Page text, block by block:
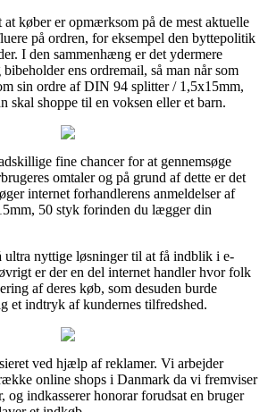
køber er opmærksom på de mest aktuelle
på ordren, for eksempel den byttepolitik
I den sammenhæng er det ydermere
ens ordremail, så man når som
sin ordre af DIN 94 splitter / 1,5x15mm,
skal shoppe til en voksen eller et barn.
fine chancer for at gennemsøge
omtaler og på grund af dette er det
internet forhandlerens anmeldelser af
50 styk forinden du lægger din
ultra nyttige løsninger til at få indblik i e-
er der en del internet handler hvor folk
af deres køb, som desuden burde
et indtryk af kundernes tilfredshed.
ved hjælp af reklamer. Vi arbejder
online shops i Danmark da vi fremviser
og indkasserer honorar forudsat en bruger